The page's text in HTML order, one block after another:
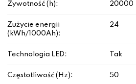
Żywotność (h): 20000
Zużycie energii
(kWh/1000Ah):
24
Technologia LED: Tak
Częstotliwość (Hz): 50